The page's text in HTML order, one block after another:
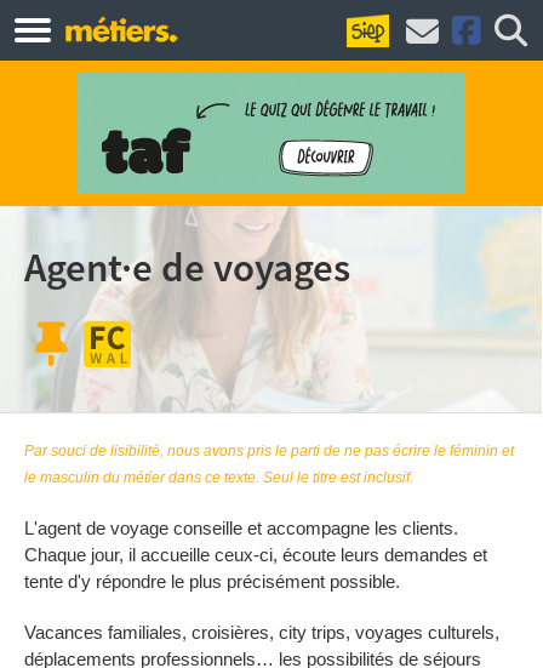
Agent·e de voyages
Par souci de lisibilité, nous avons pris le parti de ne pas écrire le féminin et
le masculin du métier dans ce texte. Seul le titre est inclusif.
L'agent de voyage conseille et accompagne les clients.
Chaque jour, il accueille ceux-ci, écoute leurs demandes et
tente d'y répondre le plus précisément possible.
Vacances familiales, croisières, city trips, voyages culturels,
déplacements professionnels… les possibilités de séjours